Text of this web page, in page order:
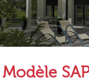
Modèle